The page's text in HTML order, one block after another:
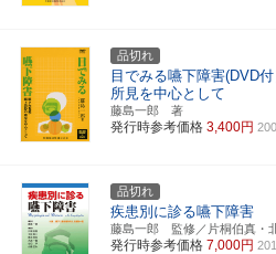
品切れ
目でみる嚥下障害(DVD付
所見を中心として
藤島一郎 著
発行時参考価格 3,400円
品切れ
疾患別に診る嚥下障害
藤島一郎 監修／片桐伯真・
発行時参考価格 7,000円